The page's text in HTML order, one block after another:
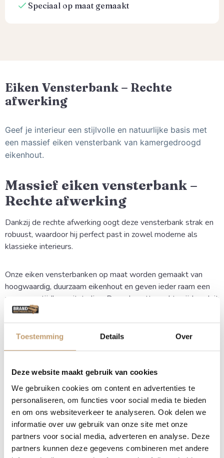
Toestemming Details Over
Deze website maakt gebruik van cookies
We gebruiken cookies om content en advertenties te
personaliseren, om functies voor social media te bieden
en om ons websiteverkeer te analyseren. Ook delen we
informatie over uw gebruik van onze site met onze
partners voor social media, adverteren en analyse. Deze
partners kunnen deze gegevens combineren met andere
Speciaal op maat gemaakt
Eiken Vensterbank – Rechte
afwerking
Geef je interieur een stijlvolle en natuurlijke basis met
een massief eiken vensterbank van kamergedroogd
eikenhout.
Massief eiken vensterbank –
Rechte afwerking
Dankzij de rechte afwerking oogt deze vensterbank strak en
robuust, waardoor hij perfect past in zowel moderne als
klassieke interieurs.
Onze eiken vensterbanken op maat worden gemaakt van
hoogwaardig, duurzaam eikenhout en geven ieder raam een
warme en tijdloze uitstraling. Door de nette rechte zijden sluit
de vensterbank mooi aan en ontstaat er een rustige,
verzorgde afwerking in uw woning of kantoor.
Natuurlijk karakter
Elke vensterbank is uniek in kleur en nerftekening, wat zorgt
voor een authentiek karakter in huis. Omdat we werken met
massief eiken, haal je een duurzaam product in huis dat
generaties lang meegaat. Wij helpen je graag bij het kiezen
van de perfecte uitvoering die aansluit bij jouw woonwensen.
Voordelen van een rechte eiken